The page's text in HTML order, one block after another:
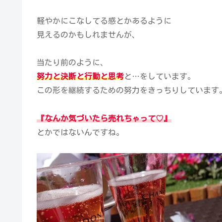
軽やかにこなしてる感とかあるように
見えるのかもしれませんが、
当たり前のように、
努力と決断と行動と思考と…をしています。
この形を継続するための努力をきっちりしています
『なんか気づいたら売れちゃって♡』
とかではないんですね。